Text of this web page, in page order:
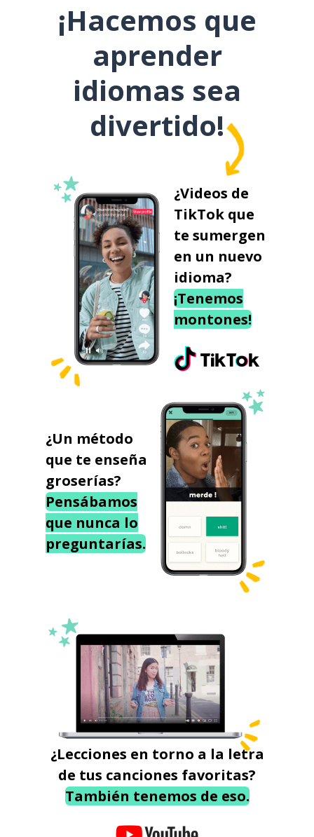
¡Hacemos que
aprender
idiomas sea
divertido!
¿Videos de
TikTok que
te sumergen
en un nuevo
idioma?
¡Tenemos
montones!
¿Un método
que te enseña
groserías?
Pensábamos
que nunca lo
preguntarías.
¿Lecciones en torno a la letra
de tus canciones favoritas?
También tenemos de eso.